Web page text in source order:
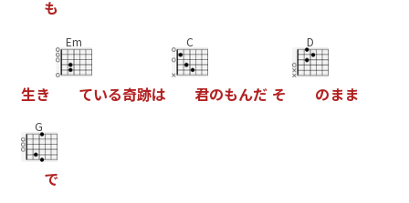
も
生き
Em
ている奇跡は
C
君のもんだ そ
D
のまま
G
で